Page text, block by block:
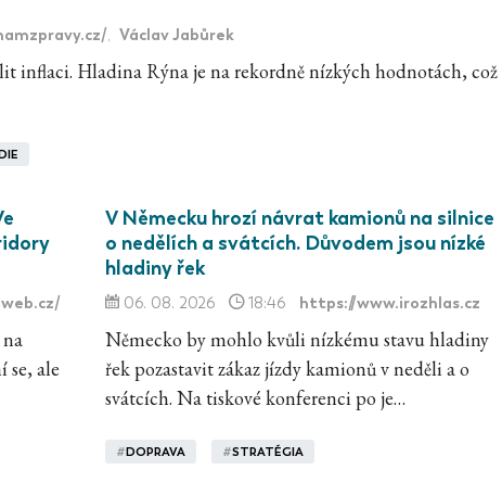
, Václav Jabůrek
inflaci. Hladina Rýna je na rekordně nízkých hodnotách, což
se, ale
V Německu hrozí návrat kamionů na silnice
o nedělích a svátcích. Důvodem jsou nízké
hladiny řek
06. 08. 2026 18:46 https://www.irozhlas.cz
Německo by mohlo kvůli nízkému stavu hladiny
řek pozastavit zákaz jízdy kamionů v neděli a o
svátcích. Na tiskové konferenci po je…
#DOPRAVA #STRATÉGIA